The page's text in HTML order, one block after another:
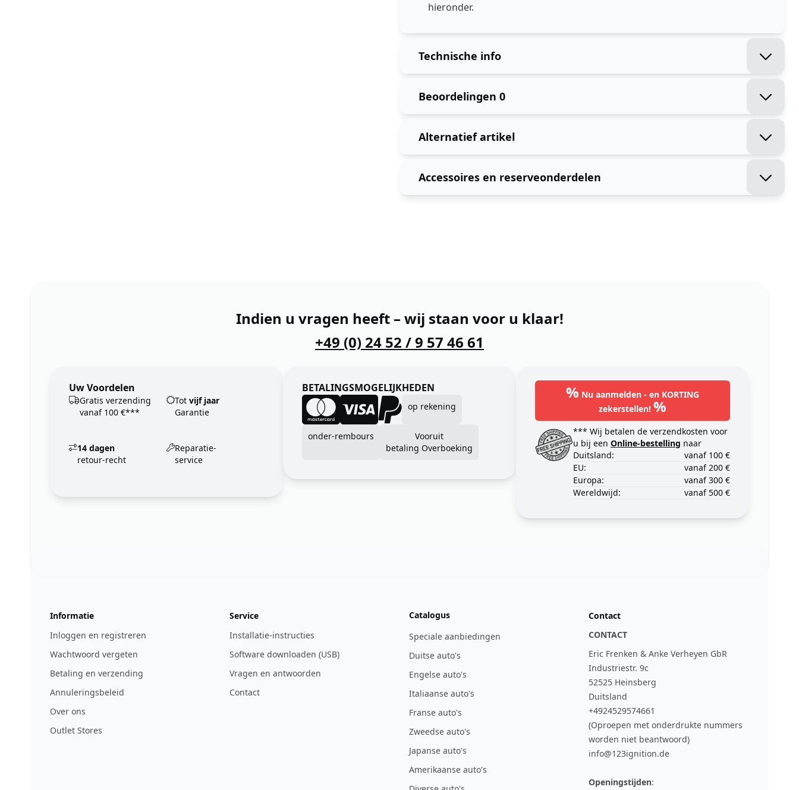
hieronder.
Technische info
Beoordelingen 0
Alternatief artikel
Accessoires en reserveonderdelen
Indien u vragen heeft – wij staan voor u klaar!
+49 (0) 24 52 / 9 57 46 61
Uw Voordelen
Gratis verzending
vanaf 100 €***
Tot vijf jaar
Garantie
14 dagen
retour-recht
Reparatie-
service
BETALINGSMOGELIJKHEDEN
op rekening
onder-rembours
Vooruit
betaling Overboeking
% Nu aanmelden - en KORTING
zekerstellen! %
*** Wij betalen de verzendkosten voor
u bij een Online-bestelling naar
Duitsland:
vanaf 100 €
EU:
vanaf 200 €
Europa:
vanaf 300 €
Wereldwijd:
vanaf 500 €
Informatie
Inloggen en registreren
Wachtwoord vergeten
Betaling en verzending
Annuleringsbeleid
Over ons
Outlet Stores
Service
Installatie-instructies
Software downloaden (USB)
Vragen en antwoorden
Contact
Catalogus
Speciale aanbiedingen
Duitse auto's
Engelse auto's
Italiaanse auto's
Franse auto's
Zweedse auto's
Japanse auto's
Amerikaanse auto's
Contact
CONTACT
Eric Frenken & Anke Verheyen GbR
Industriestr. 9c
52525 Heinsberg
Duitsland
+4924529574661
(Oproepen met onderdrukte nummers
worden niet beantwoord)
info@123ignition.de
Openingstijden: